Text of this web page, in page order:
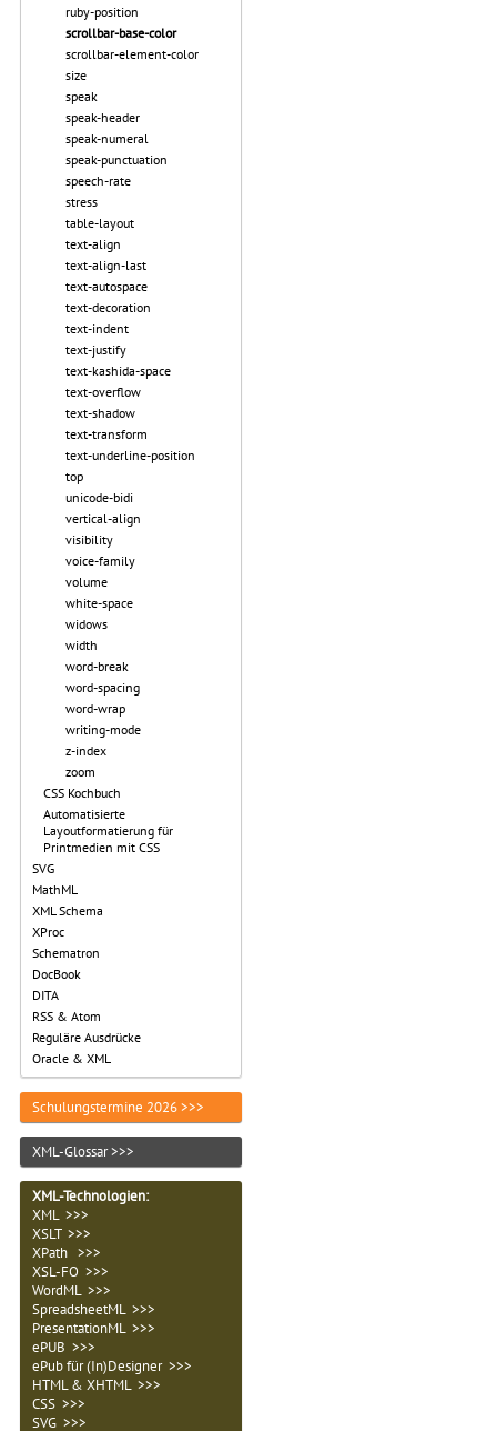
ruby-position
scrollbar-base-color
scrollbar-element-color
size
speak
speak-header
speak-numeral
speak-punctuation
speech-rate
stress
table-layout
text-align
text-align-last
text-autospace
text-decoration
text-indent
text-justify
text-kashida-space
text-overflow
text-shadow
text-transform
text-underline-position
top
unicode-bidi
vertical-align
visibility
voice-family
volume
white-space
widows
width
word-break
word-spacing
word-wrap
writing-mode
z-index
zoom
CSS Kochbuch
Automatisierte
Layoutformatierung für
Printmedien mit CSS
SVG
MathML
XML Schema
XProc
Schematron
DocBook
DITA
RSS & Atom
Reguläre Ausdrücke
Oracle & XML
Schulungstermine 2026 >>>
XML-Glossar >>>
XML-Technologien:
XML >>>
XSLT >>>
XPath >>>
XSL-FO >>>
WordML >>>
SpreadsheetML >>>
PresentationML >>>
ePUB >>>
ePub für (In)Designer >>>
HTML & XHTML >>>
CSS >>>
SVG >>>